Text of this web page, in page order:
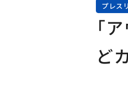
プレス
「
ど